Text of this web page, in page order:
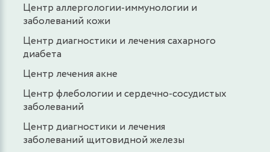
Центр аллергологии-иммунологии и
заболеваний кожи
Центр диагностики и лечения сахарного
диабета
Центр лечения акне
Центр флебологии и сердечно-сосудистых
заболеваний
Центр диагностики и лечения
заболеваний щитовидной железы